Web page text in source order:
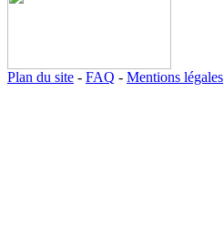
Plan du site - FAQ - Mentions légales